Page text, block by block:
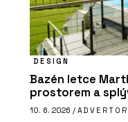
DESIGN
Bazén letce
prostorem a
10. 6. 2026 /